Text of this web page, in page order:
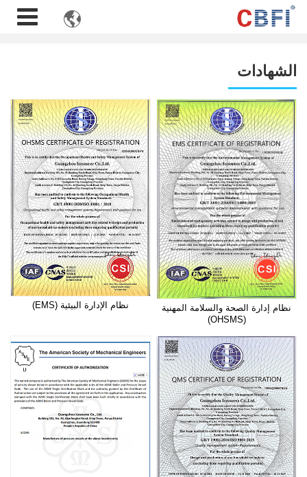

الشهادات
نظام إدارة الصحة والسلامة المهنية
(OHSMS)
نظام الإدارة البيئية (EMS)